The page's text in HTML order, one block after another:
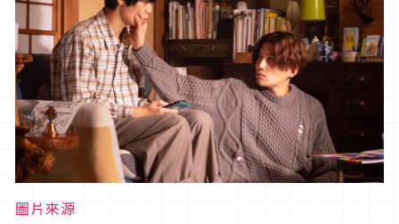
圖片來源